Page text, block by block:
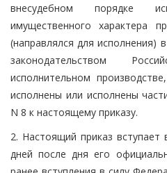
внесудебном порядке
имущественного характера
(направлялся для исполнения)
законодательством
исполнительном
исполнены или исполнены
N 8 к настоящему приказу.
2. Настоящий приказ вступает
дней после дня его